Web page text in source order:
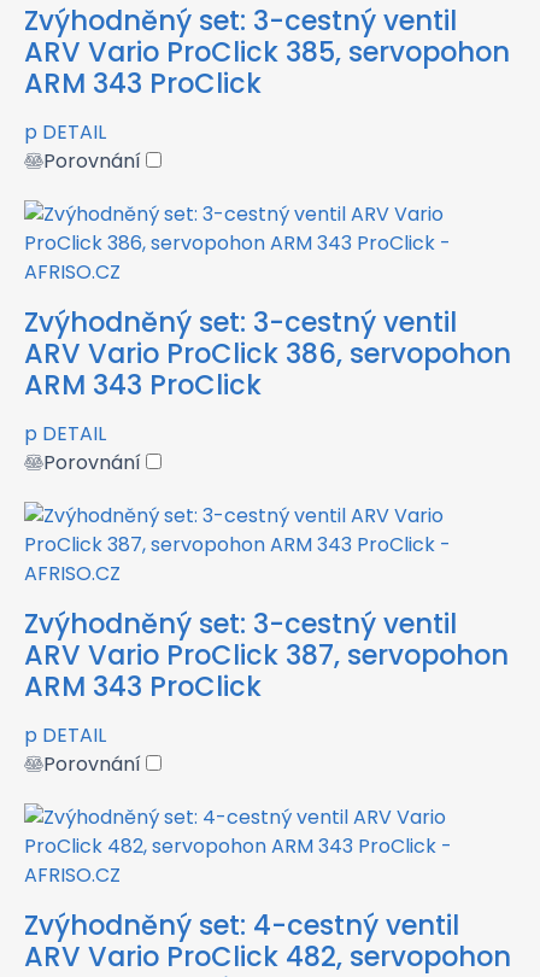
Zvýhodněný set: 3-cestný ventil
ARV Vario ProClick 385, servopohon
ARM 343 ProClick
p DETAIL
Porovnání
Zvýhodněný set: 3-cestný ventil
ARV Vario ProClick 386, servopohon
ARM 343 ProClick
p DETAIL
Porovnání
Zvýhodněný set: 3-cestný ventil
ARV Vario ProClick 387, servopohon
ARM 343 ProClick
p DETAIL
Porovnání
Zvýhodněný set: 4-cestný ventil
ARV Vario ProClick 482, servopohon